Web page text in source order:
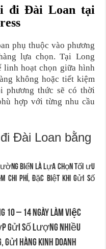
đi Đài Loan tại
phụ thuộc vào phương
lựa chọn. Tại Long
linh hoạt chọn giữa hình
không hoặc tiết kiệm
phương thức sẽ có thời
hợp với từng nhu cầu
Đài Loan bằng
đường biển là lựa chọn tối ưu
chi phí, đặc biệt khi gửi số
10 – 14 ngày làm việc
gửi số lượng nhiều
gửi hàng kinh doanh